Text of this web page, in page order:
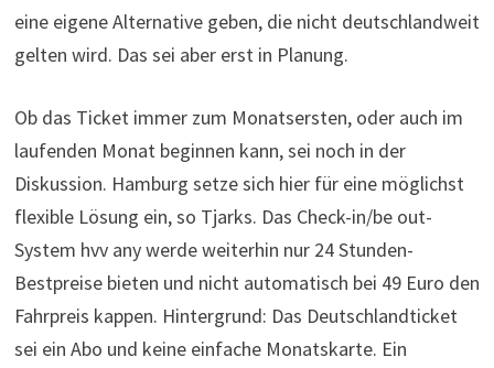
eine eigene Alternative geben, die nicht deutschlandweit
gelten wird. Das sei aber erst in Planung.
Ob das Ticket immer zum Monatsersten, oder auch im
laufenden Monat beginnen kann, sei noch in der
Diskussion. Hamburg setze sich hier für eine möglichst
flexible Lösung ein, so Tjarks. Das Check-in/be out-
System hvv any werde weiterhin nur 24 Stunden-
Bestpreise bieten und nicht automatisch bei 49 Euro den
Fahrpreis kappen. Hintergrund: Das Deutschlandticket
sei ein Abo und keine einfache Monatskarte. Ein